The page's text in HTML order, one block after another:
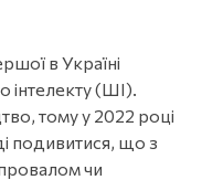
в Україні
(ШІ).
тому у 2022 році
подивитися, що з
чи